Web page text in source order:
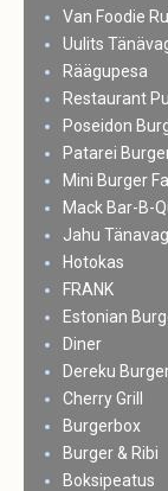
Van Foodie
Uulits
Räägupesa
Restaurant
Poseidon
Patarei
Mini Burger
Mack Bar-B-
Jahu
Hotokas
FRANK
Estonian
Diner
Dereku
Cherry Grill
Burgerbox
Burger & Ribi
Boksipeatus